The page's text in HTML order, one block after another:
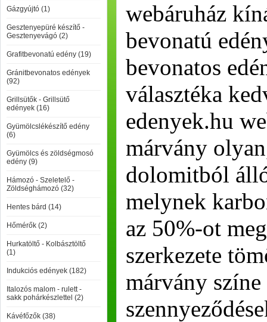
Gázgyújtó (1)
Gesztenyepüré készítő -
Gesztenyevágó (2)
Grafitbevonatú edény (19)
Gránitbevonatos edények
(92)
Grillsütők - Grillsütő
edények (16)
Gyümölcslékészítő edény
(6)
Gyümölcs és zöldségmosó
edény (9)
Hámozó - Szeletelő -
Zöldséghámozó (32)
Hentes bárd (14)
Hőmérők (2)
Hurkatöltő - Kolbásztöltő
(1)
Indukciós edények (182)
Italozós malom - rulett -
sakk pohárkészlettel (2)
Kávéfőzők (38)
webáruház
bevonatú
bevonatos
választéka
edenyek.hu
márvány
dolomitból
melynek
az 50%-ot
szerkezete
márvány